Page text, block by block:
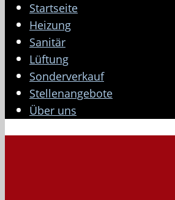
Startseite
Heizung
Sanitär
Lüftung
Sonderverkauf
Stellenangebote
Über uns